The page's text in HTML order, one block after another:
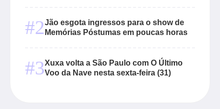
#2Jão esgota ingressos para o show de
Memórias Póstumas em poucas horas
#3Xuxa volta a São Paulo com O Último
Voo da Nave nesta sexta-feira (31)